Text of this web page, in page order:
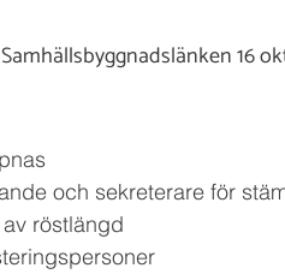
16
och sekreterare för
röstlängd